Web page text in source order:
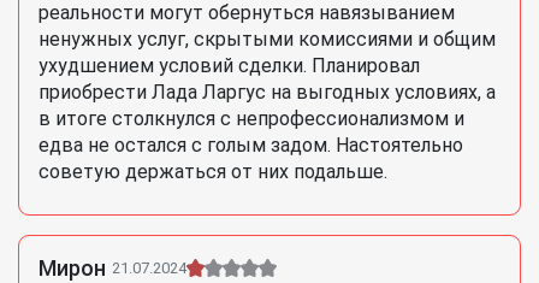
реальности могут обернуться навязыванием
ненужных услуг, скрытыми комиссиями и общим
ухудшением условий сделки. Планировал
приобрести Лада Ларгус на выгодных условиях, а
в итоге столкнулся с непрофессионализмом и
едва не остался с голым задом. Настоятельно
советую держаться от них подальше.
Мирон 21.07.2024